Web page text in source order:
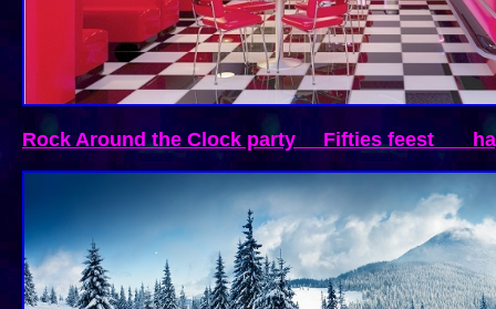
Rock Around the Clock party Fifties feest